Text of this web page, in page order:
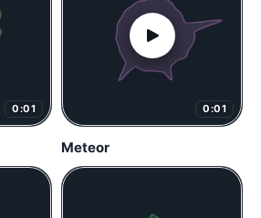
0:01 0:01
Meteor